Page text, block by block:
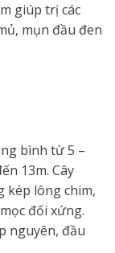
giúp trị các
mụn đầu đen
bình từ 5 –
13m. Cây
kép lông chim,
đối xứng.
nguyên, đầu